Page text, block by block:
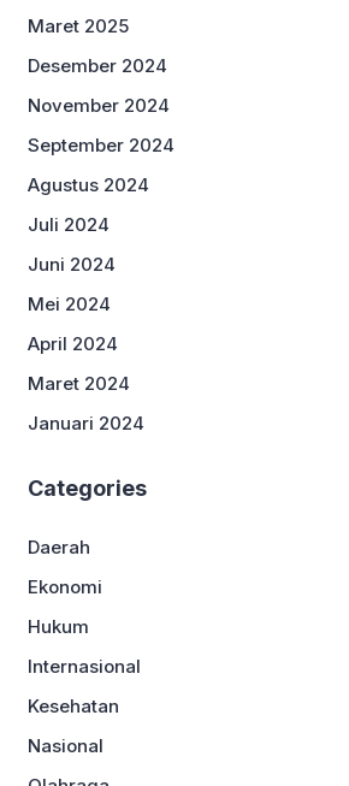
Maret 2025
Desember 2024
November 2024
September 2024
Agustus 2024
Juli 2024
Juni 2024
Mei 2024
April 2024
Maret 2024
Januari 2024
Categories
Daerah
Ekonomi
Hukum
Internasional
Kesehatan
Nasional